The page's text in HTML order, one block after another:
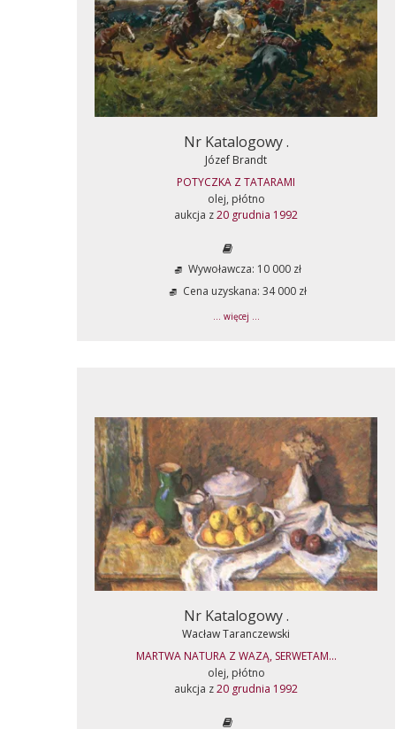
Nr Katalogowy .
Józef Brandt
POTYCZKA Z TATARAMI
olej, płótno
aukcja z20 grudnia 1992
Wywoławcza: 10 000 zł
Cena uzyskana: 34 000 zł
... więcej ...
Nr Katalogowy .
Wacław Taranczewski
MARTWA NATURA Z WAZĄ, SERWETAM...
olej, płótno
aukcja z20 grudnia 1992